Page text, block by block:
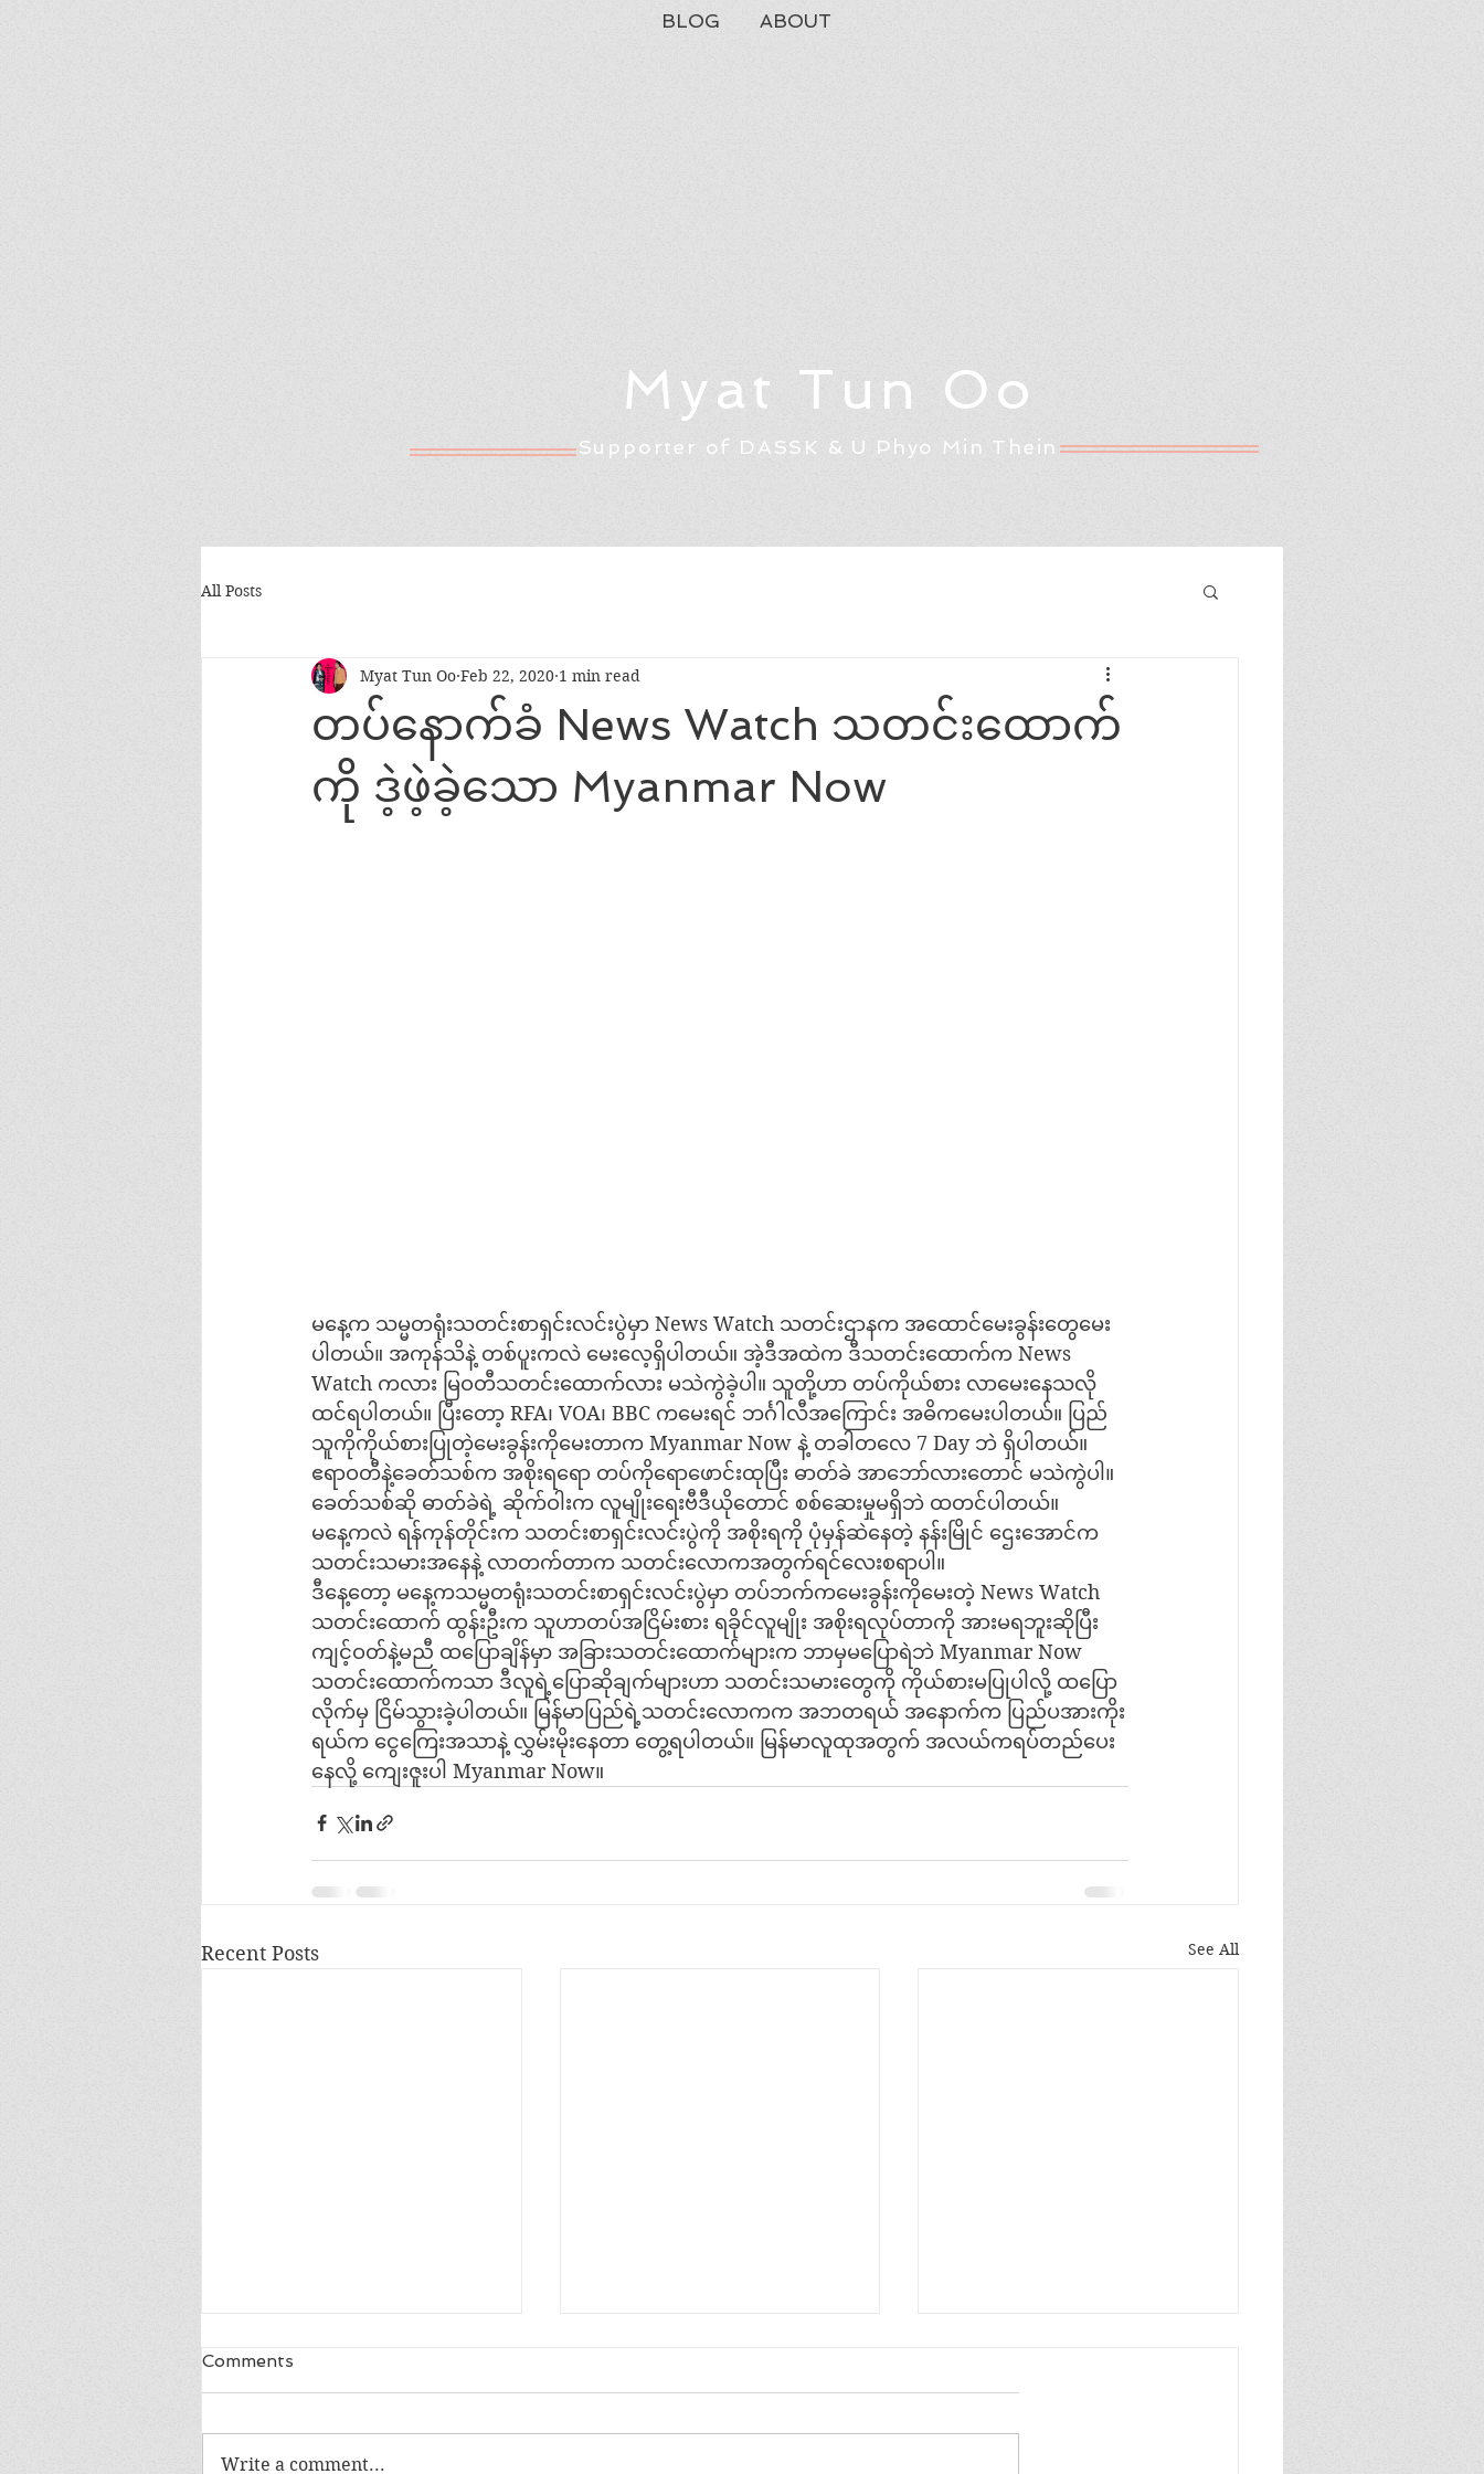
Myat Tun Oo
Supporter of DASSK & U Phyo Min Thein
BLOG ABOUT
All Posts
တပ်နောက်ခံ News Watch သတင်းထောက်
ကို ဒဲ့ဖဲ့ခဲ့သော Myanmar Now
Myat Tun Oo Feb 22, 2020 1 min read
မနေ့က သမ္မတရုံးသတင်းစာရှင်းလင်းပွဲမှာ News Watch သတင်းဌာနက အထောင်မေးခွန်းတွေမေး
ပါတယ်။ အကုန်သိနဲ့ တစ်ပူးကလဲ မေးလေ့ရှိပါတယ်။ အဲ့ဒီအထဲက ဒီသတင်းထောက်က News
Watch ကလား မြဝတီသတင်းထောက်လား မသဲကွဲခဲ့ပါ။ သူတို့ဟာ တပ်ကိုယ်စား လာမေးနေသလို
ထင်ရပါတယ်။ ပြီးတော့ RFA၊ VOA၊ BBC ကမေးရင် ဘင်္ဂါလီအကြောင်း အဓိကမေးပါတယ်။ ပြည်
သူကိုကိုယ်စားပြုတဲ့မေးခွန်းကိုမေးတာက Myanmar Now နဲ့ တခါတလေ 7 Day ဘဲ ရှိပါတယ်။
ဧရာဝတီနဲ့ခေတ်သစ်က အစိုးရရော တပ်ကိုရောဖောင်းထုပြီး ဓာတ်ခဲ အာဘော်လားတောင် မသဲကွဲပါ။
ခေတ်သစ်ဆို ဓာတ်ခဲရဲ့ ဆိုက်ဝါးက လူမျိုးရေးဗီဒီယိုတောင် စစ်ဆေးမှုမရှိဘဲ ထတင်ပါတယ်။
မနေ့ကလဲ ရန်ကုန်တိုင်းက သတင်းစာရှင်းလင်းပွဲကို အစိုးရကို ပုံမှန်ဆဲနေတဲ့ နန်းမြိုင် ဌေးအောင်က
သတင်းသမားအနေနဲ့ လာတက်တာက သတင်းလောကအတွက်ရင်လေးစရာပါ။
ဒီနေ့တော့ မနေ့ကသမ္မတရုံးသတင်းစာရှင်းလင်းပွဲမှာ တပ်ဘက်ကမေးခွန်းကိုမေးတဲ့ News Watch
သတင်းထောက် ထွန်းဦးက သူဟာတပ်အငြိမ်းစား ရခိုင်လူမျိုး အစိုးရလုပ်တာကို အားမရဘူးဆိုပြီး
ကျင့်ဝတ်နဲ့မညီ ထပြောချိန်မှာ အခြားသတင်းထောက်များက ဘာမှမပြောရဲဘဲ Myanmar Now
သတင်းထောက်ကသာ ဒီလူရဲ့ပြောဆိုချက်များဟာ သတင်းသမားတွေကို ကိုယ်စားမပြုပါလို့ ထပြော
လိုက်မှ ငြိမ်သွားခဲ့ပါတယ်။ မြန်မာပြည်ရဲ့သတင်းလောကက အဘတရယ် အနောက်က ပြည်ပအားကိုး
ရယ်က ငွေကြေးအသာနဲ့ လွှမ်းမိုးနေတာ တွေ့ရပါတယ်။ မြန်မာလူထုအတွက် အလယ်ကရပ်တည်ပေး
နေလို့ ကျေးဇူးပါ Myanmar Now။
Recent Posts See All
Comments
Write a comment...